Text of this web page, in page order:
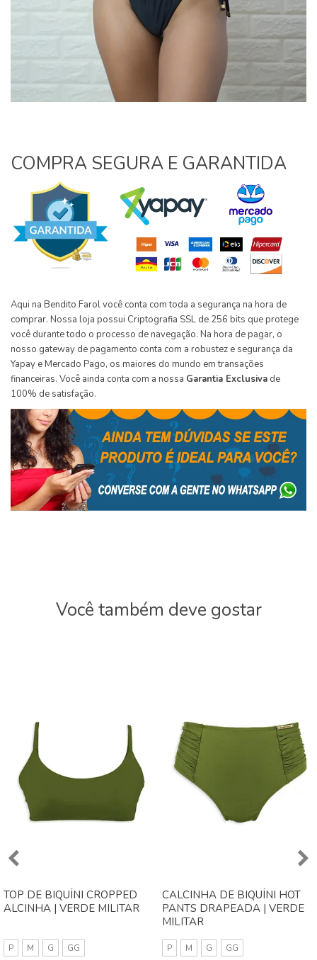
COMPRA SEGURA E GARANTIDA
Aqui na Bendito Farol você conta com toda a segurança na hora de
comprar. Nossa loja possui Criptografia SSL de 256 bits que protege
você durante todo o processo de navegação. Na hora de pagar, o
nosso gateway de pagamento conta com a robustez e segurança da
Yapay e Mercado Pago, os maiores do mundo em transações
financeiras. Você ainda conta com a nossa Garantia Exclusiva de
100% de satisfação.
Você também deve gostar
TOP DE BIQUÍNI CROPPED
ALCINHA | VERDE MILITAR
P M G GG
CALCINHA DE BIQUÍNI HOT
PANTS DRAPEADA | VERDE
MILITAR
P M G GG